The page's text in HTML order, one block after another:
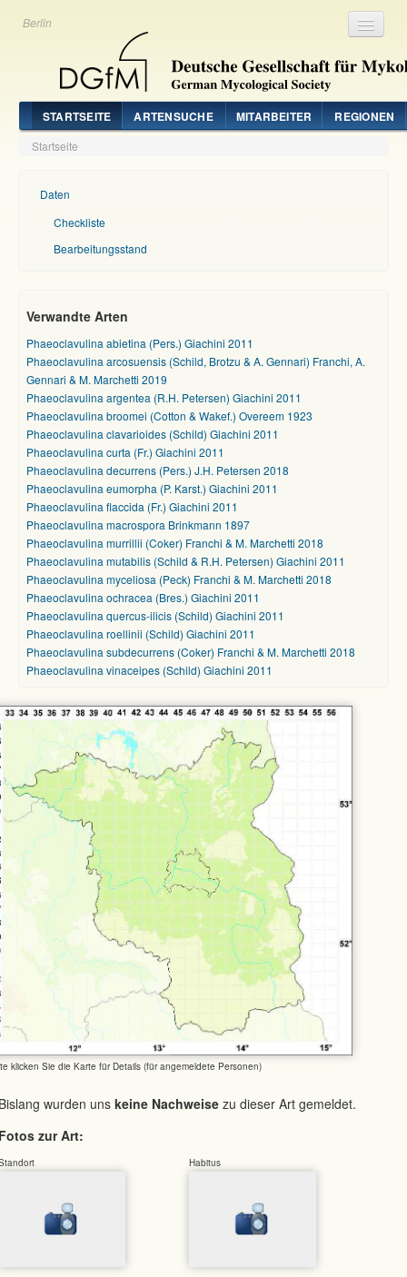
Berlin
STARTSEITE ARTENSUCHE MITARBEITER REGIONEN
Startseite
Daten
Checkliste
Bearbeitungsstand
Verwandte Arten
Phaeoclavulina abietina (Pers.) Giachini 2011
Phaeoclavulina arcosuensis (Schild, Brotzu & A. Gennari) Franchi, A.
Gennari & M. Marchetti 2019
Phaeoclavulina argentea (R.H. Petersen) Giachini 2011
Phaeoclavulina broomei (Cotton & Wakef.) Overeem 1923
Phaeoclavulina clavarioides (Schild) Giachini 2011
Phaeoclavulina curta (Fr.) Giachini 2011
Phaeoclavulina decurrens (Pers.) J.H. Petersen 2018
Phaeoclavulina eumorpha (P. Karst.) Giachini 2011
Phaeoclavulina flaccida (Fr.) Giachini 2011
Phaeoclavulina macrospora Brinkmann 1897
Phaeoclavulina murrillii (Coker) Franchi & M. Marchetti 2018
Phaeoclavulina mutabilis (Schild & R.H. Petersen) Giachini 2011
Phaeoclavulina myceliosa (Peck) Franchi & M. Marchetti 2018
Phaeoclavulina ochracea (Bres.) Giachini 2011
Phaeoclavulina quercus-ilicis (Schild) Giachini 2011
Phaeoclavulina roellinii (Schild) Giachini 2011
Phaeoclavulina subdecurrens (Coker) Franchi & M. Marchetti 2018
Phaeoclavulina vinaceipes (Schild) Giachini 2011
klicken Sie die Karte für Details (für angemeldete Personen)
wurden uns keine Nachweise zu dieser Art gemeldet.
zur Art:
Habitus